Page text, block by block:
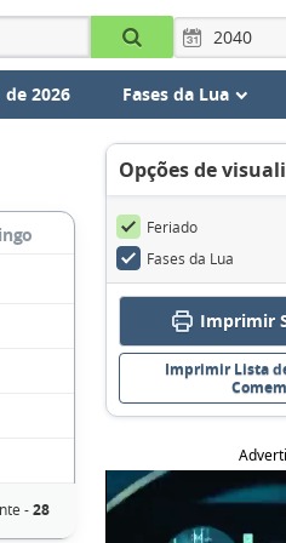
2026 Fases da Lua
-28
Opções de
Feriado
Fases da Lua
Imprimir
Imprimir Lista